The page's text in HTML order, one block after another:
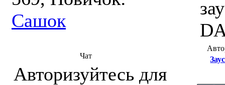
Сашок
Чат
Авторизуйтесь для
Заус